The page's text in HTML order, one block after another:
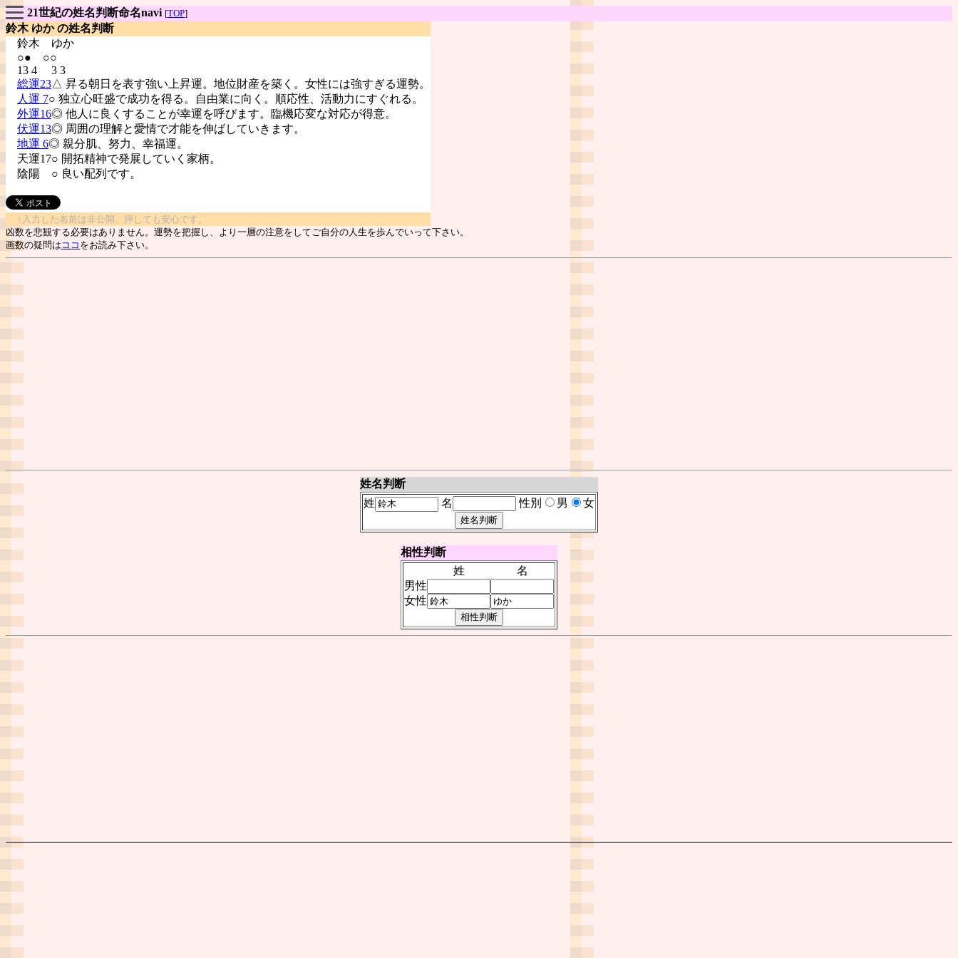
21世紀の姓名判断命名navi [TOP]
鈴木 ゆか の姓名判断
鈴木 ゆか
○● ○○
13 4 3 3
総運23△ 昇る朝日を表す強い上昇運。地位財産を築く。女性には強すぎる運勢。
人運 7○ 独立心旺盛で成功を得る。自由業に向く。順応性、活動力にすぐれる。
外運16◎ 他人に良くすることが幸運を呼びます。臨機応変な対応が得意。
伏運13◎ 周囲の理解と愛情で才能を伸ばしていきます。
地運 6◎ 親分肌、努力、幸福運。
天運17○ 開拓精神で発展していく家柄。
陰陽 ○ 良い配列です。
↑入力した名前は非公開。押しても安心です。
凶数を悲観する必要はありません。運勢を把握し、より一層の注意をしてご自分の人生を歩んでいって下さい。
画数の疑問は ココ をお読み下さい。
姓名判断
姓
名 性別 男 女
相性判断
姓
名
男性
女性